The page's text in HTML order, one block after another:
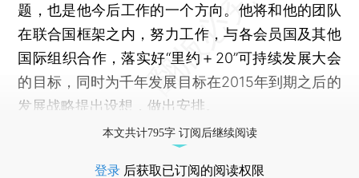
题，也是他今后工作的一个方向。他将和他的团队
在联合国框架之内，努力工作，与各会员国及其他
国际组织合作，落实好“里约＋20”可持续发展大会
的目标，同时为千年发展目标在2015年到期之后的
发展战略提出设想，做出安排。
本文共计795字 订阅后继续阅读
登录 后获取已订阅的阅读权限